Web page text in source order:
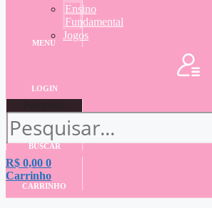
Ensino
Fundamental
Jogos
MENU
LOGIN
BUSCAR
R$ 0,00 0
Carrinho
CARRINHO